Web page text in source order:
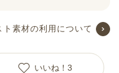
ト素材の利用について
いいね！ 3